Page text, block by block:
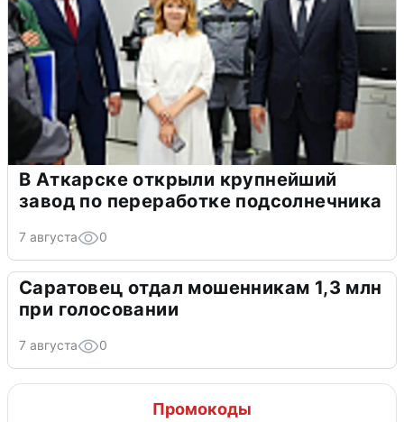
В Аткарске открыли крупнейший
завод по переработке подсолнечника
7 августа 0
Саратовец отдал мошенникам 1,3 млн
при голосовании
7 августа 0
Промокоды